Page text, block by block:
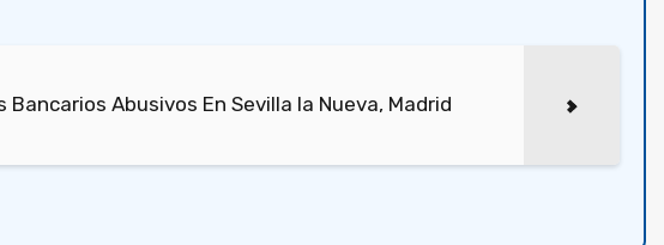
Bancarios Abusivos En Sevilla la Nueva, Madrid